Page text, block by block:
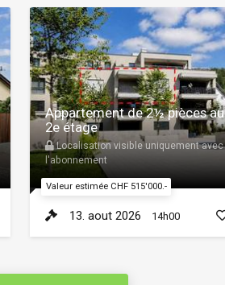
Valeur estimée CHF 515'000.-
Appartement de 2½ pièces au
2e étage
Localisation visible uniquement avec
l'abonnement
13. aout 2026 14h00